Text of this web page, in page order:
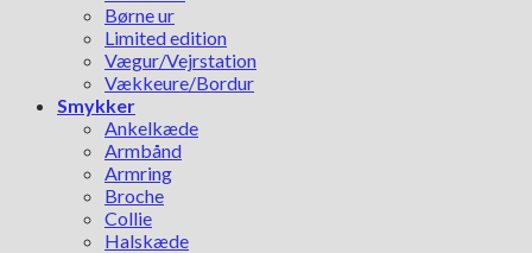
Børne ur
Limited edition
Vægur/Vejrstation
Vækkeure/Bordur
Smykker
Ankelkæde
Armbånd
Armring
Broche
Collie
Halskæde